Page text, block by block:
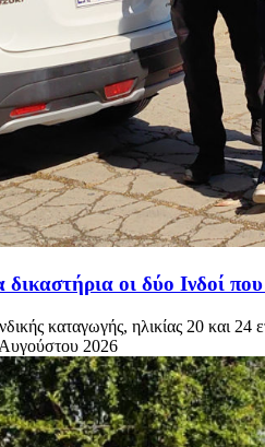
οι δύο Ινδοί
καταγωγής, ηλικίας 20 και
2026